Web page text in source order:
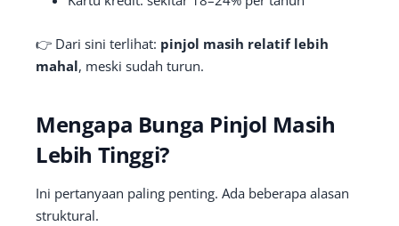
👉 Dari sini terlihat: pinjol masih relatif lebih
mahal, meski sudah turun.
Mengapa Bunga Pinjol Masih
Lebih Tinggi?
Ini pertanyaan paling penting. Ada beberapa alasan
struktural.